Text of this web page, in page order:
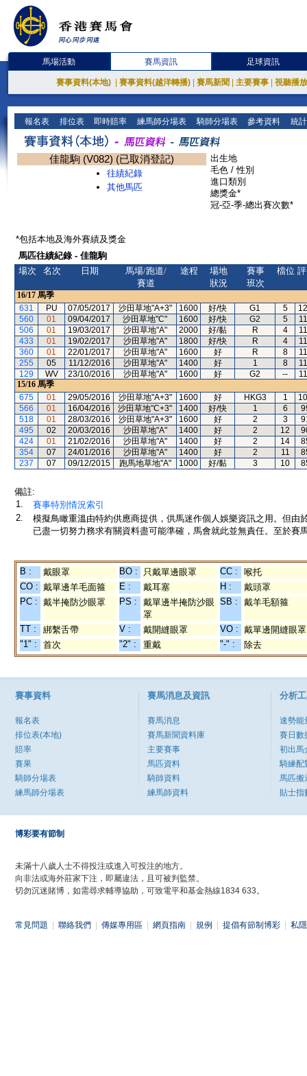
馬場活動 賽馬資訊 足球資訊
賽事資料(本地) 賽事資料(越洋轉播) 賽馬新聞 主要賽事 視聽播
報名表 排位表 即時賠率 練馬師分場表 騎師分場表 參考資料 統
佳龍駒 (V082) (已取消登記)
往績紀錄
其他馬匹
出生地
毛色 / 性別
進口類別
總獎金*
冠-亞-季-總出賽次數*
*包括本地及海外賽績及獎金
馬匹往績紀錄 - 佳龍駒
場次
名次 日期
馬場/跑道/
賽道
途程
場地
狀況
賽事
班次
檔位
16/17 馬季
631
PU 07/05/2017 沙田草地"A+3" 1600 好/快 G1 5
560
01 09/04/2017 沙田草地"C" 1600 好/快 G2 5
506
01 19/03/2017 沙田草地"A" 2000 好/黏 R 4
433
01 19/02/2017 沙田草地"A" 1800 好/快 R 4
360
01 22/01/2017 沙田草地"A" 1600 好 R 8
255
05 11/12/2016 沙田草地"A" 1400 好 1 8
129
WV 23/10/2016 沙田草地"A" 1600 好 G2 --
15/16 馬季
675
01 29/05/2016 沙田草地"A+3" 1600 好 HKG3 1
566
01 16/04/2016 沙田草地"C+3" 1400 好/快 1 6
518
01 28/03/2016 沙田草地"A+3" 1600 好 2 3
495
02 20/03/2016 沙田草地"A" 1400 好 2 12
424
01 21/02/2016 沙田草地"A" 1400 好 2 14
354
07 24/01/2016 沙田草地"A" 1400 好 2 11
237
07 09/12/2015 跑馬地草地"A" 1000 好/黏 3 10
備註:
1.
賽事特別情況索引
2.
模擬鳥瞰重溫由特約供應商提供，供馬迷作個人娛樂資訊之用。但
已盡一切努力務求有關資料盡可能準確，馬會就此並無責任。至於賽
B : 戴眼罩 BO : 只戴單邊眼罩 CC :
喉托
CO : 戴單邊羊毛面箍 E : 戴耳塞 H :
戴頭罩
PC : 戴半掩防沙眼罩 PS :
戴單邊半掩防沙眼
罩
SB : 戴羊毛額箍
TT : 綁繫舌帶 V : 戴開縫眼罩 VO : 戴單邊開縫眼罩
"1" :
首次 "2" : 重戴 "-" : 除去
賽事資料
報名表
排位表(本地)
賠率
賽果
騎師分場表
練馬師分場表
賽馬消息及資訊
賽馬消息
賽馬新聞資料庫
主要賽事
馬匹資料
騎師資料
練馬師資料
分析
速勢能
賽日數
初出馬
騎練配
馬匹搬
貼士指
博彩要有節制
未滿十八歲人士不得投注或進入可投注的地方。
向非法或海外莊家下注，即屬違法，且可被判監禁。
切勿沉迷賭博，如需尋求輔導協助，可致電平和基金熱線1834 633。
常見問題 聯絡我們 傳媒專用區 網頁指南 規例 提倡有節制博彩 私